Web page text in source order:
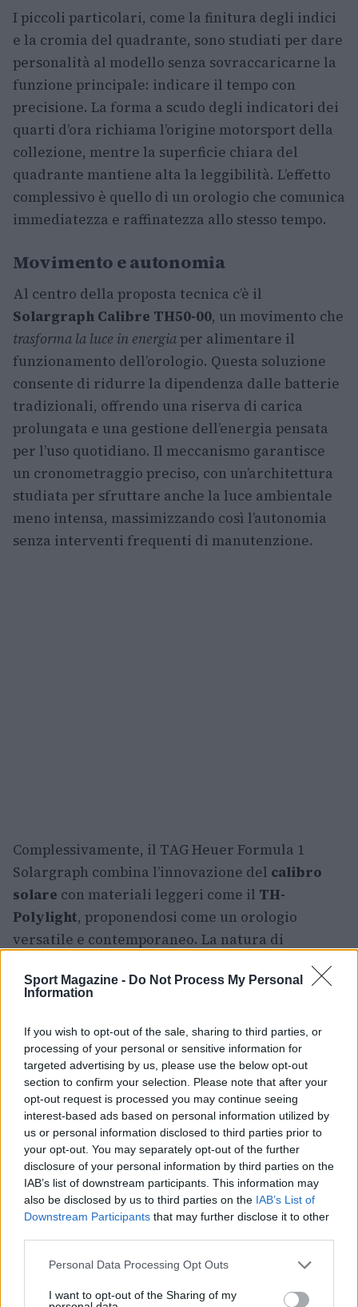
Sport Magazine - Do Not Process My Personal
Information
If you wish to opt-out of the sale, sharing to third parties, or
processing of your personal or sensitive information for
targeted advertising by us, please use the below opt-out
section to confirm your selection. Please note that after your
opt-out request is processed you may continue seeing
interest-based ads based on personal information utilized by
us or personal information disclosed to third parties prior to
your opt-out. You may separately opt-out of the further
disclosure of your personal information by third parties on the
IAB’s list of downstream participants. This information may
also be disclosed by us to third parties on the IAB’s List of
Downstream Participants that may further disclose it to other
Please note that this website/app uses one or more Google
not limited to your visit or usage behaviour. You may click to
Personal Data Processing Opt Outs
I want to opt-out of the Sharing of my
I piccoli particolari, come la finitura degli indici
e la cromia del quadrante, sono studiati per dare
personalità al modello senza sovraccaricarne la
funzione principale: indicare il tempo con
precisione. La forma a scudo degli indicatori dei
quarti d’ora richiama l’origine motorsport della
collezione, mentre la superficie chiara del
quadrante mantiene alta la leggibilità. L’effetto
complessivo è quello di un orologio che comunica
immediatezza e raffinatezza allo stesso tempo.
Movimento e autonomia
Al centro della proposta tecnica c’è il
Solargraph Calibre TH50-00, un movimento che
trasforma la luce in energiaper alimentare il
funzionamento dell’orologio. Questa soluzione
consente di ridurre la dipendenza dalle batterie
tradizionali, offrendo una riserva di carica
prolungata e una gestione dell’energia pensata
per l’uso quotidiano. Il meccanismo garantisce
un cronometraggio preciso, con un’architettura
studiata per sfruttare anche la luce ambientale
meno intensa, massimizzando così l’autonomia
senza interventi frequenti di manutenzione.
Complessivamente, il TAG Heuer Formula 1
Solargraph combina l’innovazione del calibro
solare con materiali leggeri come il TH-
Polylight, proponendosi come un orologio
versatile e contemporaneo. La natura di
collezionistico, mentre la cura per i dettagli
d’uso ideale per un modello progettato per
durare nel tempo.
AUTORE
Ilaria Mauri
Ilaria Mauri, bolognese, decise di seguire il
giornalismo sportivo dopo una notte al
Dall'Ara durante una partita decisiva: oggi
coordina le pagine di competizioni e
commenti. In redazione predilige reportage
sul campo e conserva il biglietto di quella
partita come prova della svolta.